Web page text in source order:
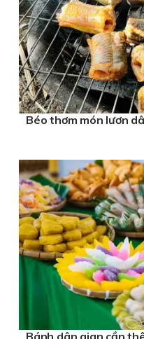
Béo thơm món lươn